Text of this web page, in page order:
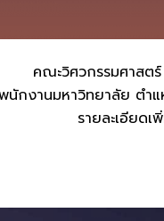
คณะวิศวกรรมศาสต
นักงานมหาวิทยาลัย ต
รายละเอียดเ